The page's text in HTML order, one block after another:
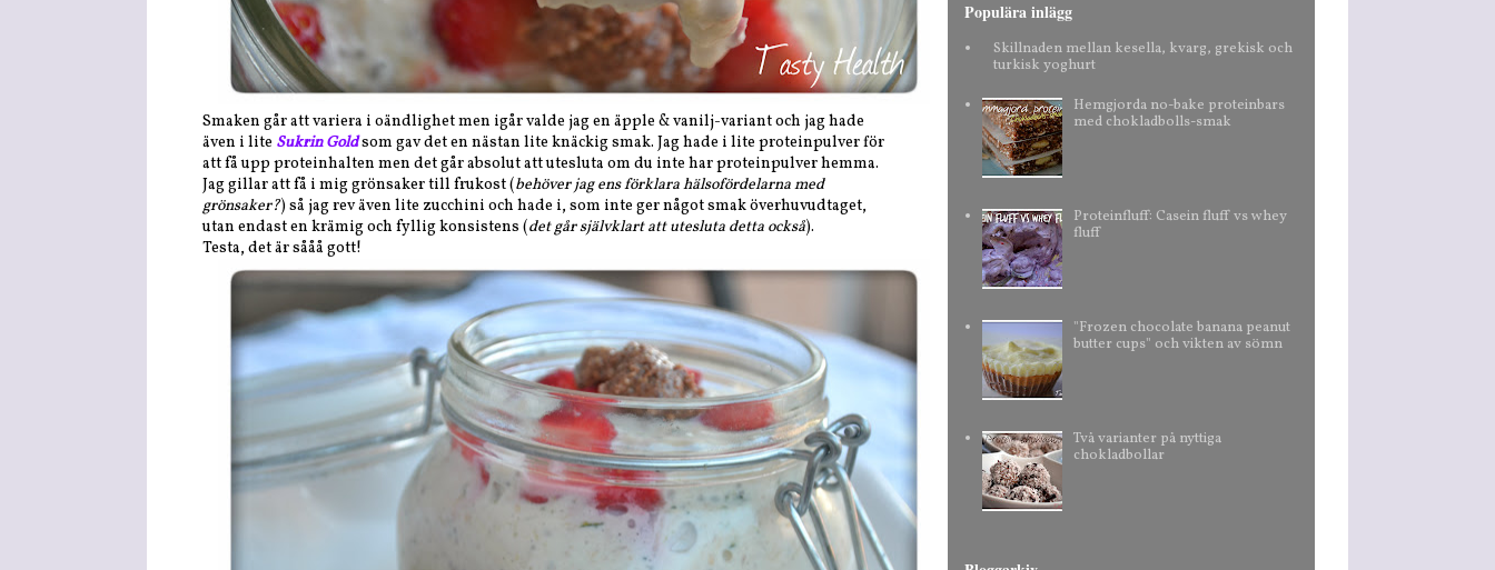
Smaken går att variera i oändlighet men igår valde jag en äpple & vanilj-variant och jag hade
även i lite Sukrin Goldsom gav det en nästan lite knäckig smak. Jag hade i lite proteinpulver för
att få upp proteinhalten men det går absolut att utesluta om du inte har proteinpulver hemma.
Jag gillar att få i mig grönsaker till frukost (behöver jag ens förklara hälsofördelarna med
grönsaker?) så jag rev även lite zucchini och hade i, som inte ger något smak överhuvudtaget,
utan endast en krämig och fyllig konsistens (det går självklart att utesluta detta också).
Testa, det är sååå gott!
Populära inlägg
Skillnaden mellan kesella, kvarg, grekisk och
turkisk yoghurt
Hemgjorda no-bake proteinbars
med chokladbolls-smak
Proteinfluff: Casein fluff vs whey
fluff
"Frozen chocolate banana peanut
butter cups" och vikten av sömn
Två varianter på nyttiga
chokladbollar